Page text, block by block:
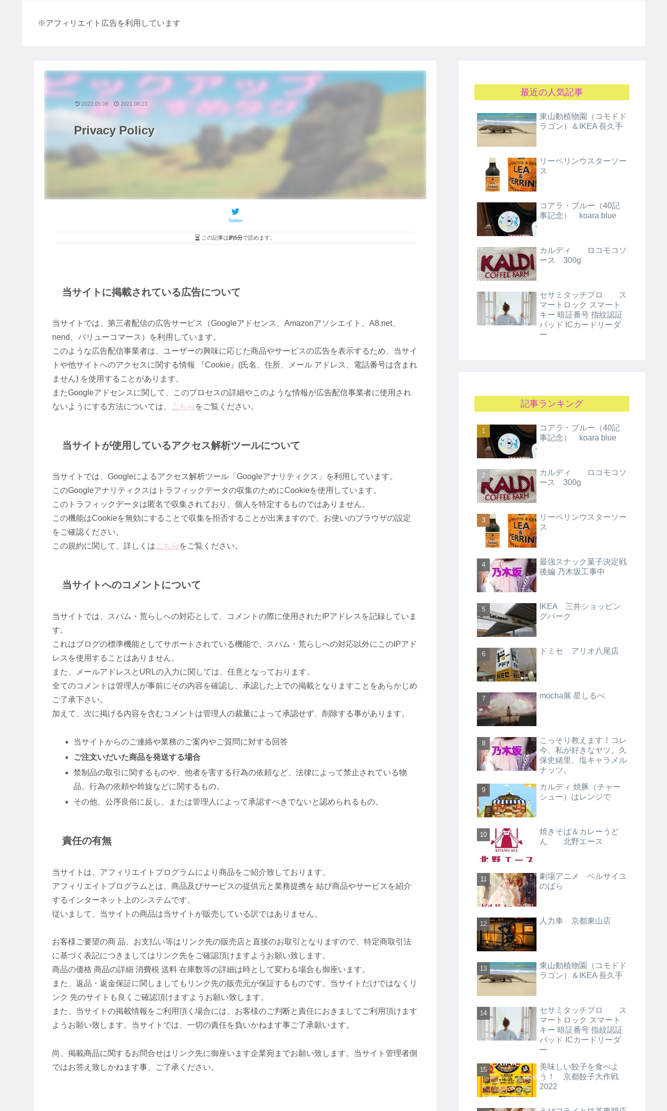
※アフィリエイト広告を利用しています
Privacy Policy
Twitter
2022.05.09 2021.08.23
この記事は約5分で読めます。
当サイトに掲載されている広告について
当サイトでは、第三者配信の広告サービス（Googleアドセンス、Amazonアソシエイト、A8.net、
nend、バリューコマース）を利用しています。
このような広告配信事業者は、ユーザーの興味に応じた商品やサービスの広告を表示するため、当サイ
トや他サイトへのアクセスに関する情報 『Cookie』(氏名、住所、メール アドレス、電話番号は含まれ
ません) を使用することがあります。
またGoogleアドセンスに関して、このプロセスの詳細やこのような情報が広告配信事業者に使用され
ないようにする方法については、
こちら をご覧ください。
当サイトが使用しているアクセス解析ツールについて
当サイトでは、Googleによるアクセス解析ツール「Googleアナリティクス」を利用しています。
このGoogleアナリティクスはトラフィックデータの収集のためにCookieを使用しています。
このトラフィックデータは匿名で収集されており、個人を特定するものではありません。
この機能はCookieを無効にすることで収集を拒否することが出来ますので、お使いのブラウザの設定
をご確認ください。
この規約に関して、詳しくはこちら をご覧ください。
当サイトへのコメントについて
当サイトでは、スパム・荒らしへの対応として、コメントの際に使用されたIPアドレスを記録していま
す。
これはブログの標準機能としてサポートされている機能で、スパム・荒らしへの対応以外にこのIPアド
レスを使用することはありません。
また、メールアドレスとURLの入力に関しては、任意となっております。
全てのコメントは管理人が事前にその内容を確認し、承認した上での掲載となりますことをあらかじめ
ご了承下さい。
加えて、次に掲げる内容を含むコメントは管理人の裁量によって承認せず、削除する事があります。
当サイトからのご連絡や業務のご案内やご質問に対する回答
ご注文いだいた商品を発送する場合
禁制品の取引に関するものや、他者を害する行為の依頼など、法律によって禁止されている物
品、行為の依頼や斡旋などに関するもの。
その他、公序良俗に反し、または管理人によって承認すべきでないと認められるもの。
責任の有無
当サイトは、アフィリエイトプログラムにより商品をご紹介致しております。
アフィリエイトプログラムとは、商品及びサービスの提供元と業務提携を 結び商品やサービスを紹介
するインターネット上のシステムです。
従いまして、当サイトの商品は当サイトが販売している訳ではありません。
お客様ご要望の商 品、お支払い等はリンク先の販売店と直接のお取引となりますので、特定商取引法
に基づく表記につきましてはリンク先をご確認頂けますようお願い致します。
商品の価格 商品の詳細 消費税 送料 在庫数等の詳細は時として変わる場合も御座います。
また、返品・返金保証に関しましてもリンク先の販売元が保証するものです。当サイトだけではなくリ
ンク 先のサイトも良くご確認頂けますようお願い致します。
また、当サイトの掲載情報をご利用頂く場合には、お客様のご判断と責任におきましてご利用頂けます
ようお願い致します。当サイトでは、一切の責任を負いかねます事ご了承願います。
尚、掲載商品に関するお問合せはリンク先に御座います企業宛までお願い致します。当サイト管理者側
ではお答え致しかねます事、ご了承ください。
最近の人気記事
東山動植物園（コモドド
ラゴン）＆IKEA 長久手
リーペリンウスターソー
ス
コアラ・ブルー（40記
事記念） koara blue
カルディ ロコモコソ
ース 300g
セサミタッチプロ ス
マートロック スマート
キー 暗証番号 指紋認証
パッド ICカードリーダ
ー
記事ランキング
コアラ・ブルー（40記
事記念） koara blue
カルディ ロコモコソ
ース 300g
リーペリンウスターソー
ス
最強スナック菓子決定戦
後編 乃木坂工事中
IKEA 三井ショッピン
グパーク
ドミセ アリオ八尾店
mocha展 星しるべ
こっそり教えます！コレ
今、私が好きなヤツ。久
保史緒里。塩キャラメル
ナッツ。
カルディ 焼豚（チャー
シュー）はレンジで
焼きそば＆カレーうど
ん 北野エース
劇場アニメ ベルサイユ
のばら
人力車 京都東山店
東山動植物園（コモドド
ラゴン）＆IKEA 長久手
セサミタッチプロ ス
マートロック スマート
キー 暗証番号 指紋認証
パッド ICカードリーダ
ー
美味しい餃子を食べよ
う！ 京都餃子大作戦
2022